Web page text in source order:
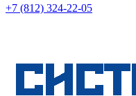
+7 (812) 324-22-05